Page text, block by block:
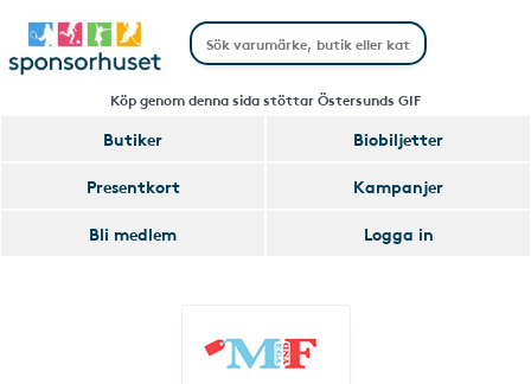
Köp genom denna sida stöttar Östersunds GIF
Butiker
Biobiljetter
Presentkort
Kampanjer
Bli medlem
Logga in